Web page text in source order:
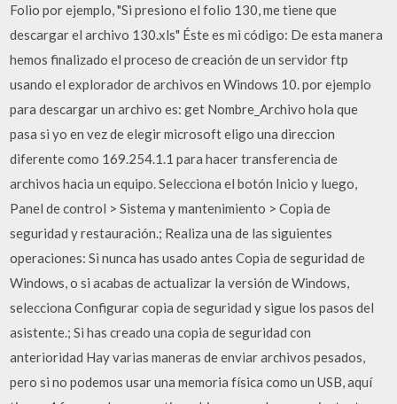
Folio por ejemplo, "Si presiono el folio 130, me tiene que
descargar el archivo 130.xls" Éste es mi código: De esta manera
hemos finalizado el proceso de creación de un servidor ftp
usando el explorador de archivos en Windows 10. por ejemplo
para descargar un archivo es: get Nombre_Archivo hola que
pasa si yo en vez de elegir microsoft eligo una direccion
diferente como 169.254.1.1 para hacer transferencia de
archivos hacia un equipo. Selecciona el botón Inicio y luego,
Panel de control > Sistema y mantenimiento > Copia de
seguridad y restauración.; Realiza una de las siguientes
operaciones: Si nunca has usado antes Copia de seguridad de
Windows, o si acabas de actualizar la versión de Windows,
selecciona Configurar copia de seguridad y sigue los pasos del
asistente.; Si has creado una copia de seguridad con
anterioridad Hay varias maneras de enviar archivos pesados,
pero si no podemos usar una memoria física como un USB, aquí